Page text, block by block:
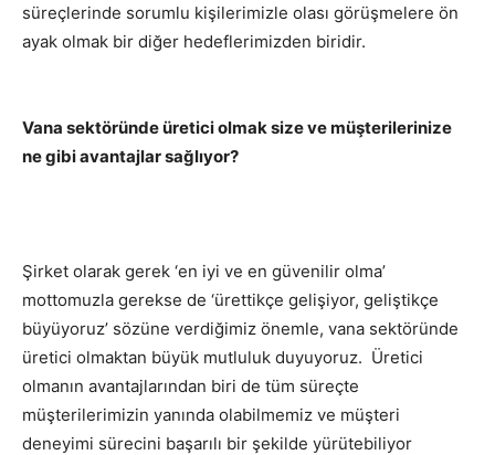
süreçlerinde sorumlu kişilerimizle olası görüşmelere ön
ayak olmak bir diğer hedeflerimizden biridir.
Vana sektöründe üretici olmak size ve müşterilerinize
ne gibi avantajlar sağlıyor?
Şirket olarak gerek ‘en iyi ve en güvenilir olma’
mottomuzla gerekse de ‘ürettikçe gelişiyor, geliştikçe
büyüyoruz’ sözüne verdiğimiz önemle, vana sektöründe
üretici olmaktan büyük mutluluk duyuyoruz. Üretici
olmanın avantajlarından biri de tüm süreçte
müşterilerimizin yanında olabilmemiz ve müşteri
deneyimi sürecini başarılı bir şekilde yürütebiliyor